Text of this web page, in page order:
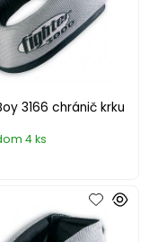
3166 chránič krku
4 ks